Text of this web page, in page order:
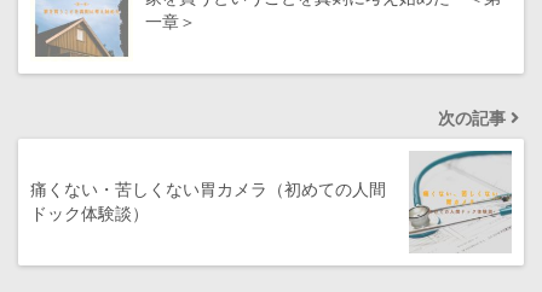
一章＞
次の記事
痛くない・苦しくない胃カメラ（初めての人間
ドック体験談）